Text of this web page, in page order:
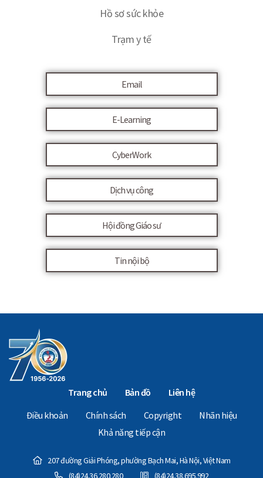
Hồ sơ sức khỏe
Trạm y tế
Email
E-Learning
CyberWork
Dịch vụ công
Hội đồng Giáo sư
Tin nội bộ
Trang chủ Bản đồ
Liên hệ
Điều khoản
Chính sách Copyright
Nhãn hiệu
Khả năng tiếp cận
207 đường Giải Phóng, phường Bạch Mai, Hà Nội, Việt Nam
(84)24.36.280.280
(84)24.38.695.992